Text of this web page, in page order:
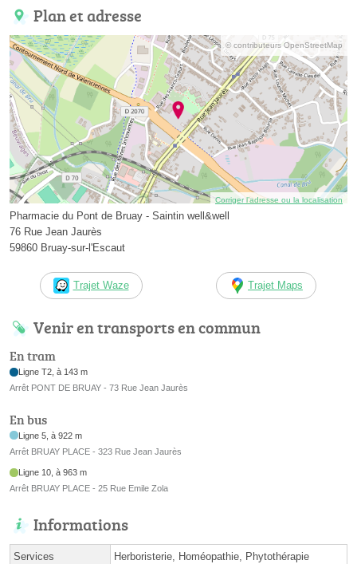
Plan et adresse
© contributeurs OpenStreetMap
Corriger l’adresse ou la localisation
Pharmacie du Pont de Bruay - Saintin well&well
76 Rue Jean Jaurès
59860 Bruay-sur-l'Escaut
Trajet Waze Trajet Maps
Venir en transports en commun
En tram
Ligne T2, à 143 m
Arrêt PONT DE BRUAY - 73 Rue Jean Jaurès
En bus
Ligne 5, à 922 m
Arrêt BRUAY PLACE - 323 Rue Jean Jaurès
Ligne 10, à 963 m
Arrêt BRUAY PLACE - 25 Rue Emile Zola
Informations
Services Herboristerie, Homéopathie, Phytothérapie